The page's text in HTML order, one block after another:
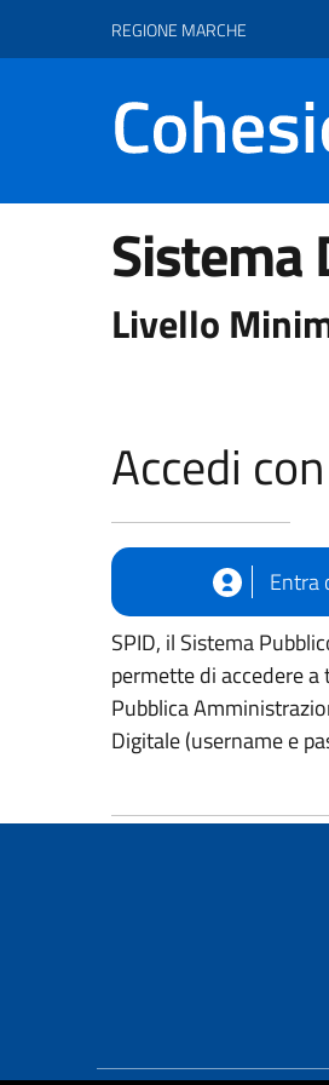
REGIONE MARCHE
Sistema
Livello
Accedi
Entra
SPID, il Sistema
permette di accedere
Pubblica
Digitale (username e